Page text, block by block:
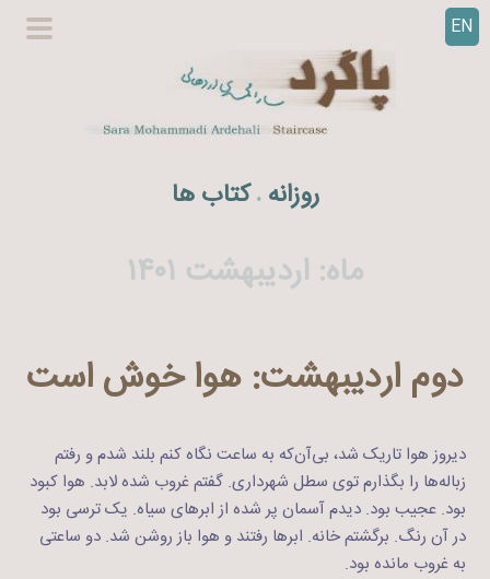
EN
روزانه . کتاب ها
ماه: اردیبهشت ۱۴۰۱
دوم اردیبهشت: هوا خوش است
دیروز هوا تاریک شد، بی‌‌آن‌که به ساعت نگاه کنم بلند شدم و رفتم
زباله‌ها را بگذارم توی سطل شهرداری. گفتم غروب شده لابد. هوا کبود
بود. عجیب بود. دیدم آسمان پر شده از ابرهای سیاه. یک ترسی بود
در آن رنگ. برگشتم خانه. ابرها رفتند و هوا باز روشن شد. دو ساعتی
به غروب مانده بود.